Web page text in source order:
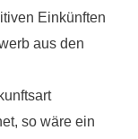
Einkünften
aus den
so wäre ein